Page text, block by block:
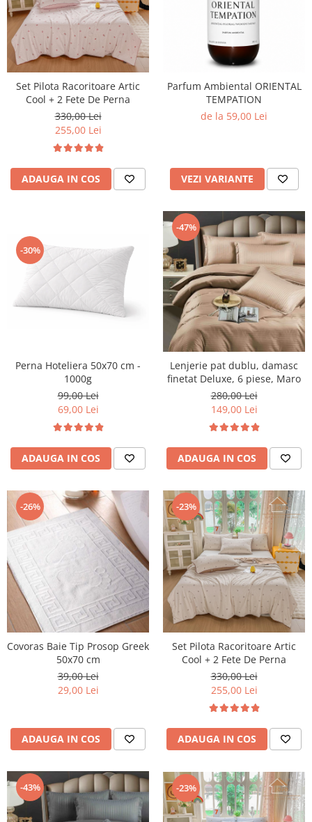
Set Pilota Racoritoare Artic
Cool + 2 Fete De Perna
330,00 Lei
255,00 Lei
ADAUGA IN COS
Parfum Ambiental ORIENTAL
TEMPATION
de la 59,00 Lei
VEZI VARIANTE
-30%
Perna Hoteliera 50x70 cm -
1000g
99,00 Lei
69,00 Lei
ADAUGA IN COS
-47%
Lenjerie pat dublu, damasc
finetat Deluxe, 6 piese, Maro
280,00 Lei
149,00 Lei
ADAUGA IN COS
-26%
Covoras Baie Tip Prosop Greek
50x70 cm
39,00 Lei
29,00 Lei
ADAUGA IN COS
-23%
Set Pilota Racoritoare Artic
Cool + 2 Fete De Perna
330,00 Lei
255,00 Lei
ADAUGA IN COS
-43% -23%